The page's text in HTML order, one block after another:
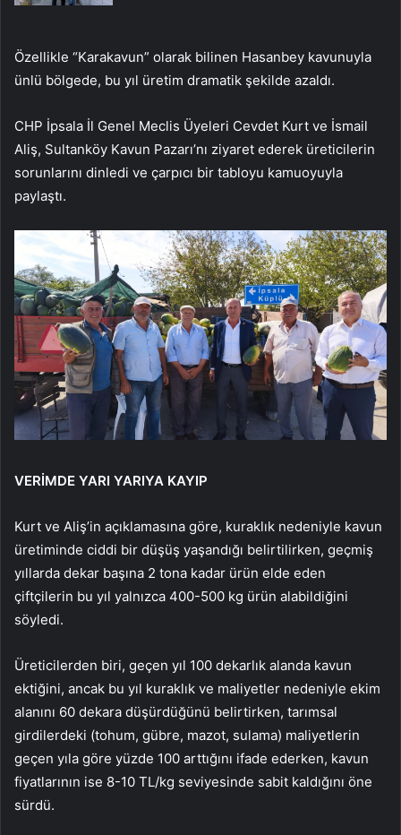
Özellikle “Karakavun” olarak bilinen Hasanbey kavunuyla
ünlü bölgede, bu yıl üretim dramatik şekilde azaldı.
CHP İpsala İl Genel Meclis Üyeleri Cevdet Kurt ve İsmail
Aliş, Sultanköy Kavun Pazarı’nı ziyaret ederek üreticilerin
sorunlarını dinledi ve çarpıcı bir tabloyu kamuoyuyla
paylaştı.
VERİMDE YARI YARIYA KAYIP
Kurt ve Aliş’in açıklamasına göre, kuraklık nedeniyle kavun
üretiminde ciddi bir düşüş yaşandığı belirtilirken, geçmiş
yıllarda dekar başına 2 tona kadar ürün elde eden
çiftçilerin bu yıl yalnızca 400-500 kg ürün alabildiğini
söyledi.
Üreticilerden biri, geçen yıl 100 dekarlık alanda kavun
ektiğini, ancak bu yıl kuraklık ve maliyetler nedeniyle ekim
alanını 60 dekara düşürdüğünü belirtirken, tarımsal
girdilerdeki (tohum, gübre, mazot, sulama) maliyetlerin
geçen yıla göre yüzde 100 arttığını ifade ederken, kavun
fiyatlarının ise 8-10 TL/kg seviyesinde sabit kaldığını öne
sürdü.